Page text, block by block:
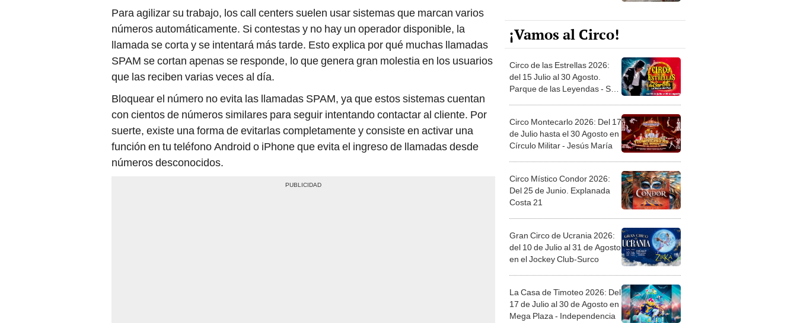
Para agilizar su trabajo, los call centers suelen usar sistemas que marcan varios
números automáticamente. Si contestas y no hay un operador disponible, la
llamada se corta y se intentará más tarde. Esto explica por qué muchas llamadas
SPAM se cortan apenas se responde, lo que genera gran molestia en los usuarios
que las reciben varias veces al día.
Bloquear el número no evita las llamadas SPAM, ya que estos sistemas cuentan
con cientos de números similares para seguir intentando contactar al cliente. Por
suerte, existe una forma de evitarlas completamente y consiste en activar una
función en tu teléfono Android o iPhone que evita el ingreso de llamadas desde
números desconocidos.
¡Vamos al Circo!
Circo de las Estrellas 2026:
del 15 Julio al 30 Agosto.
Parque de las Leyendas - San
Circo Montecarlo 2026: Del 17
de Julio hasta el 30 Agosto en
Círculo Militar - Jesús María
Circo Místico Condor 2026:
Del 25 de Junio. Explanada
Costa 21
Gran Circo de Ucrania 2026:
del 10 de Julio al 31 de Agosto
en el Jockey Club-Surco
La Casa de Timoteo 2026: Del
17 de Julio al 30 de Agosto en
Mega Plaza - Independencia